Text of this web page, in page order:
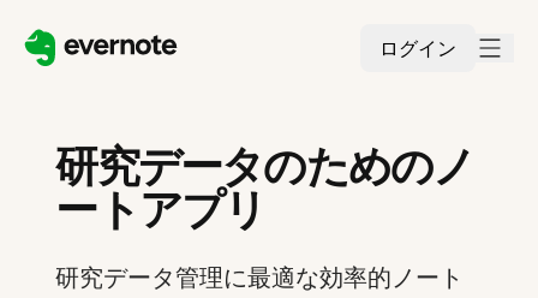
ログイン
研究データのためのノ
ートアプリ
研究データ管理に最適な効率的ノート